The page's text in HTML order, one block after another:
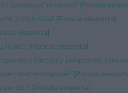
i zwiększyć mięśnie? [Porada
z otyłością? [Porada eksperta]
eksperta]
lat? [Porada eksperta]
tarczycy połączonej z
i nietreningowe? [Porada
60.? [Porada eksperta]